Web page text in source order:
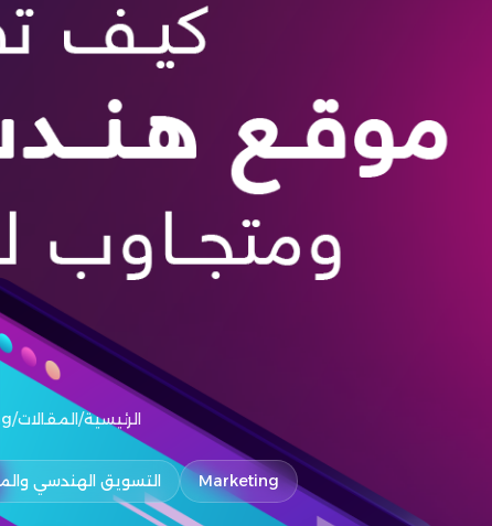
الرئيسية/المقالات/
Marketing التسويق الهندسي